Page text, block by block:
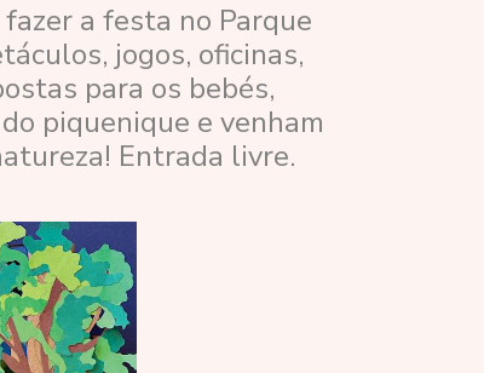
a festa no Parque
jogos, oficinas,
para os bebés,
piquenique e venham
Entrada livre.